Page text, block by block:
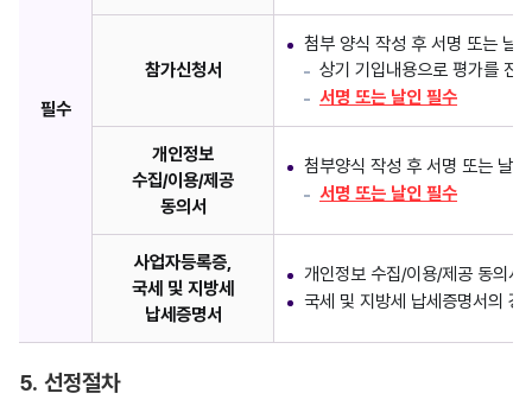
필수
참가신청서
첨부 양식 작성 후 서명 또는 날
상기 기입내용으로 평가를 진
서명 또는 날인 필수
개인정보
수집/이용/제공
동의서
첨부양식 작성 후 서명 또는 날
서명 또는 날인 필수
사업자등록증,
국세 및 지방세
납세증명서
개인정보 수집/이용/제공 동의서
국세 및 지방세 납세증명서의
5. 선정절차